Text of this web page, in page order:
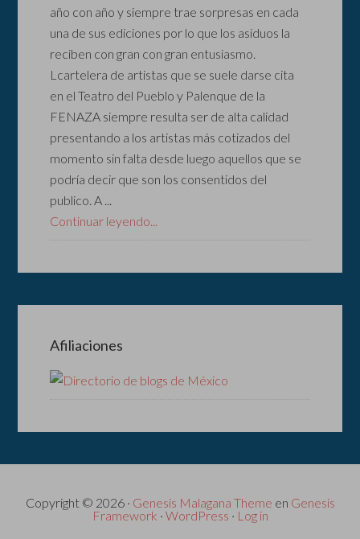
año con año y siempre trae sorpresas en cada
una de sus ediciones por lo que los asiduos la
reciben con gran con gran entusiasmo.
Lcartelera de artistas que se suele darse cita
en el Teatro del Pueblo y Palenque de la
FENAZA siempre resulta ser de alta calidad
presentando a los artistas más cotizados del
momento sin falta desde luego aquellos que se
podría decir que son los consentidos del
publico. A ...
Continuar leyendo...
Afiliaciones
Copyright © 2026 · Genesis Malagana Theme en Genesis
Framework · WordPress · Log in